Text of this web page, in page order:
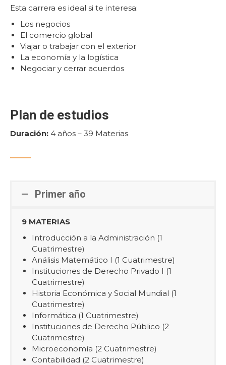
Esta carrera es ideal si te interesa:
Los negocios
El comercio global
Viajar o trabajar con el exterior
La economía y la logística
Negociar y cerrar acuerdos
Plan de estudios
Duración: 4 años – 39 Materias
Primer año
9 MATERIAS
Introducción a la Administración (1
Cuatrimestre)
Análisis Matemático I (1 Cuatrimestre)
Instituciones de Derecho Privado I (1
Cuatrimestre)
Historia Económica y Social Mundial (1
Cuatrimestre)
Informática (1 Cuatrimestre)
Instituciones de Derecho Público (2
Cuatrimestre)
Microeconomía (2 Cuatrimestre)
Contabilidad (2 Cuatrimestre)